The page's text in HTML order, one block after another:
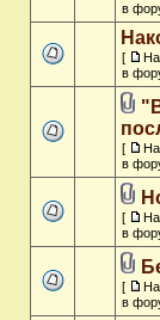
в
[ На
в
[ На
в
[ На
в
[ На
в